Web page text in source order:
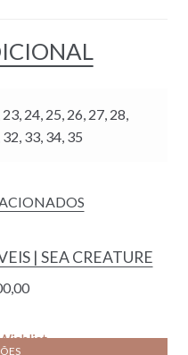
24, 25, 26, 27, 28,
33, 34, 35
| SEA CREATURE